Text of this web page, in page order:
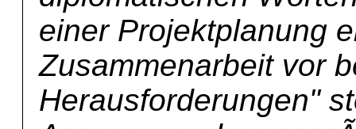
einer Projektplanung
Zusammenarbeit vor
Herausforderungen"